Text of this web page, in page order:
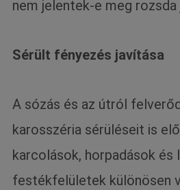
nem jelentek-e meg rozsda
Sérült fényezés javítása
A sózás és az útról
karosszéria sérüléseit is
karcolások, horpadások
festékfelületek különösen